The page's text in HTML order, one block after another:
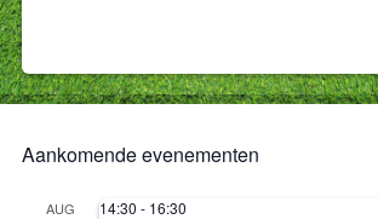
Aankomende evenementen
AUG 14:30 - 16:30